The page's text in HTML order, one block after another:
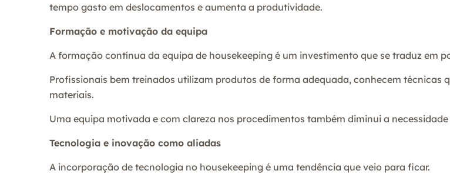
tempo gasto em deslocamentos e aumenta a produtividade.
Formação e motivação da equipa
A formação contínua da equipa de housekeeping é um investimento que se traduz em
Profissionais bem treinados utilizam produtos de forma adequada, conhecem técnicas
materiais.
Uma equipa motivada e com clareza nos procedimentos também diminui a
Tecnologia e inovação como aliadas
A incorporação de tecnologia no housekeeping é uma tendência que veio para ficar.